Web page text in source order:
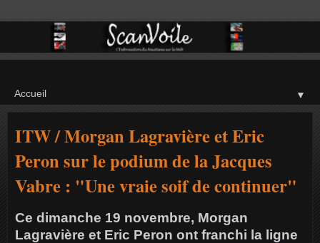
▼
ITW / Morgan Lagravière et Eric
Peron sur le podium de la Jacques
Vabre : "Une vraie soif de continuer"
Ce dimanche 19 novembre, Morgan
Lagravière et Eric Peron ont franchi la ligne